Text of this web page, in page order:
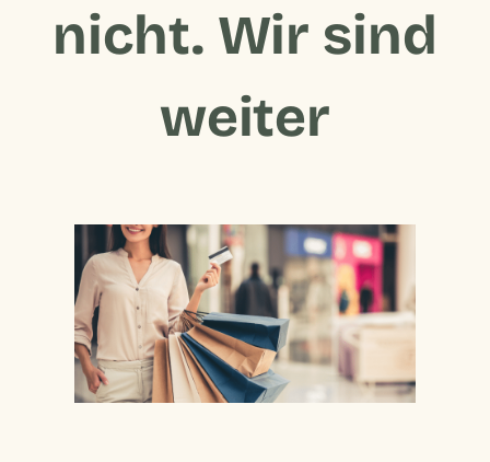
nicht. Wir sind
weiter